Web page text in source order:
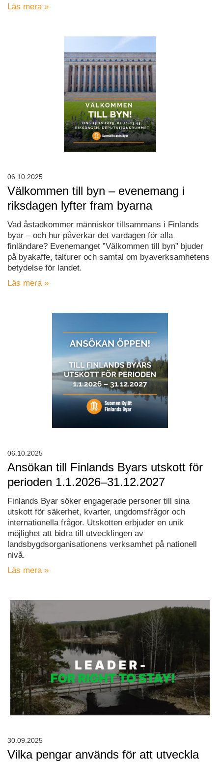
Läs mera »
Välkommen till byn – evenemang i
riksdagen lyfter fram byarna
Vad åstadkommer människor tillsammans i Finlands
byar – och hur påverkar det vardagen för alla
finländare? Evenemanget ”Välkommen till byn” bjuder
på byakaffe, talturer och samtal om byaverksamhetens
betydelse för landet.
Läs mera »
06.10.2025
Ansökan till Finlands Byars utskott för
perioden 1.1.2026–31.12.2027
Finlands Byar söker engagerade personer till sina
utskott för säkerhet, kvarter, ungdomsfrågor och
internationella frågor. Utskotten erbjuder en unik
möjlighet att bidra till utvecklingen av
landsbygdsorganisationens verksamhet på nationell
nivå.
Läs mera »
06.10.2025
Vilka pengar används för att utveckla
30.09.2025